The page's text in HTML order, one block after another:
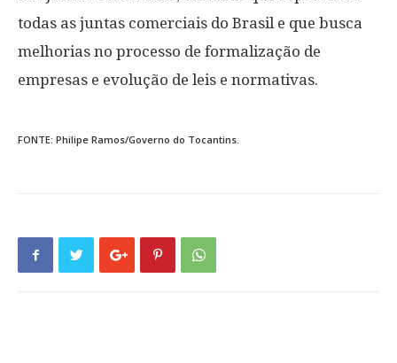
todas as juntas comerciais do Brasil e que busca
melhorias no processo de formalização de
empresas e evolução de leis e normativas.
FONTE: Philipe Ramos/Governo do Tocantins.